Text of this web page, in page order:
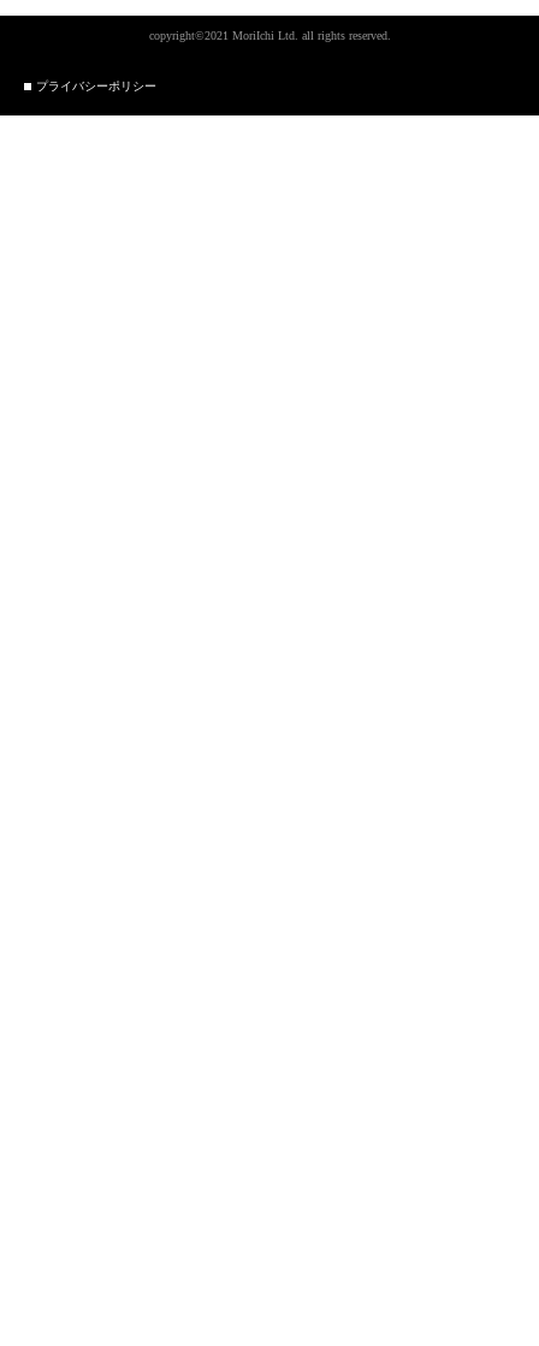
copyright©2021 MoriIchi Ltd. all rights reserved.
プライバシーポリシー